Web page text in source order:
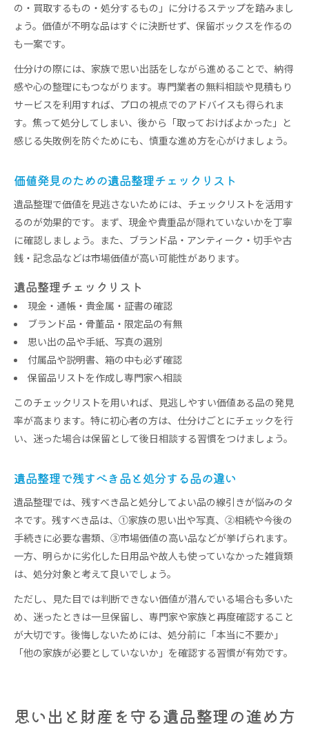
の・買取するもの・処分するもの」に分けるステップを踏みまし
ょう。価値が不明な品はすぐに決断せず、保留ボックスを作るの
も一案です。
仕分けの際には、家族で思い出話をしながら進めることで、納得
感や心の整理にもつながります。専門業者の無料相談や見積もり
サービスを利用すれば、プロの視点でのアドバイスも得られま
す。焦って処分してしまい、後から「取っておけばよかった」と
感じる失敗例を防ぐためにも、慎重な進め方を心がけましょう。
価値発見のための遺品整理チェックリスト
遺品整理で価値を見逃さないためには、チェックリストを活用す
るのが効果的です。まず、現金や貴重品が隠れていないかを丁寧
に確認しましょう。また、ブランド品・アンティーク・切手や古
銭・記念品などは市場価値が高い可能性があります。
遺品整理チェックリスト
現金・通帳・貴金属・証書の確認
ブランド品・骨董品・限定品の有無
思い出の品や手紙、写真の選別
付属品や説明書、箱の中も必ず確認
保留品リストを作成し専門家へ相談
このチェックリストを用いれば、見逃しやすい価値ある品の発見
率が高まります。特に初心者の方は、仕分けごとにチェックを行
い、迷った場合は保留として後日相談する習慣をつけましょう。
遺品整理で残すべき品と処分する品の違い
遺品整理では、残すべき品と処分してよい品の線引きが悩みのタ
ネです。残すべき品は、①家族の思い出や写真、②相続や今後の
手続きに必要な書類、③市場価値の高い品などが挙げられます。
一方、明らかに劣化した日用品や故人も使っていなかった雑貨類
は、処分対象と考えて良いでしょう。
ただし、見た目では判断できない価値が潜んでいる場合も多いた
め、迷ったときは一旦保留し、専門家や家族と再度確認すること
が大切です。後悔しないためには、処分前に「本当に不要か」
「他の家族が必要としていないか」を確認する習慣が有効です。
思い出と財産を守る遺品整理の進め方